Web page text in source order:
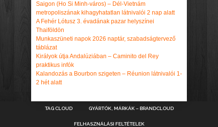
Saigon (Ho Si Minh-város) – Dél-Vietnám
metropoliszának kihagyhatatlan látnivalói 2 nap alatt
A Fehér Lótusz 3. évadának pazar helyszínei
Thaiföldön
Munkaszüneti napok 2026 naptár, szabadságtervező
táblázat
Királyok útja Andalúziában – Caminito del Rey
praktikus infók
Kalandozás a Bourbon szigeten – Réunion látnivalói 1-
2 hét alatt
TAG CLOUD GYÁRTÓK, MÁRKÁK – BRANDCLOUD
FELHASZNÁLÁSI FELTÉTELEK